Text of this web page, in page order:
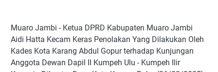
Muaro Jambi - Ketua DPRD Kabupaten Muaro Jambi
Aidi Hatta Kecam Keras Penolakan Yang Dilakukan Oleh
Kades Kota Karang Abdul Gopur terhadap Kunjungan
Anggota Dewan Dapil II Kumpeh Ulu - Kumpeh Ilir